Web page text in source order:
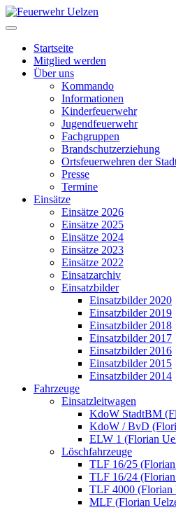
Startseite
Mitglied werden
Über uns
Kommando
Informationen
Kinderfeuerwehr
Jugendfeuerwehr
Fachgruppen
Brandschutzerziehung
Ortsfeuerwehren der
Presse
Termine
Einsätze
Einsätze 2026
Einsätze 2025
Einsätze 2024
Einsätze 2023
Einsätze 2022
Einsatzarchiv
Einsatzbilder
Einsatzbilder 2020
Einsatzbilder 2019
Einsatzbilder 2018
Einsatzbilder 2017
Einsatzbilder 2016
Einsatzbilder 2015
Einsatzbilder 2014
Fahrzeuge
Einsatzleitwagen
KdoW StadtBM
KdoW / BvD
ELW 1 (Florian
Löschfahrzeuge
TLF 16/25
TLF 16/24
TLF 4000 (Florian
MLF (Florian